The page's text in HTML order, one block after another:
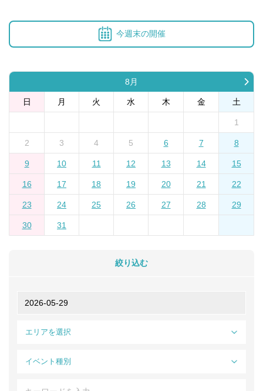
今週末の開催
8月
日 月 火 水 木 金 土
1
2 3 4 5 6 7 8
9 10 11 12 13 14 15
16 17 18 19 20 21 22
23 24 25 26 27 28 29
30 31
絞り込む
エリアを選択
イベント種別